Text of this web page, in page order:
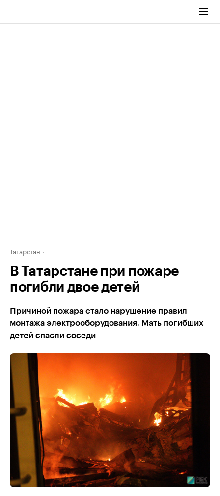
Татарстан
В Татарстане при пожаре
погибли двое детей
Причиной пожара стало нарушение правил
монтажа электрооборудования. Мать погибших
детей спасли соседи